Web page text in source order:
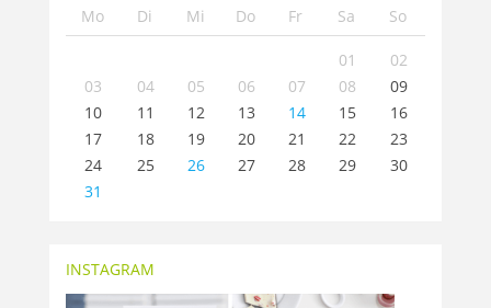
Mo Di Mi Do Fr Sa So
01
02
03
04 05 06 07 08
09
10
11 12 13 14 15
16
17
18 19 20 21 22
23
24
25 26 27 28 29
30
31
INSTAGRAM